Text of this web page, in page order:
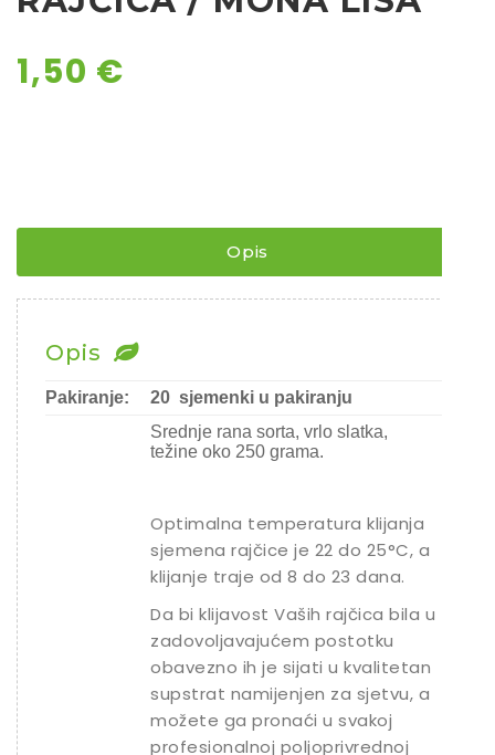
1,50 €
Opis
Opis
Pakiranje: 20 sjemenki u pakiranju
Srednje rana sorta, vrlo slatka,
težine oko 250 grama.
Optimalna temperatura klijanja
sjemena rajčice je 22 do 25°C, a
klijanje traje od 8 do 23 dana.
Da bi klijavost Vaših rajčica bila u
zadovoljavajućem postotku
obavezno ih je sijati u kvalitetan
supstrat namijenjen za sjetvu, a
možete ga pronaći u svakoj
profesionalnoj poljoprivrednoj